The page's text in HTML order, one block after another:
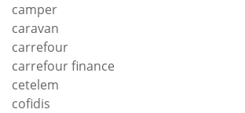
camper
caravan
carrefour
carrefour finance
cetelem
cofidis